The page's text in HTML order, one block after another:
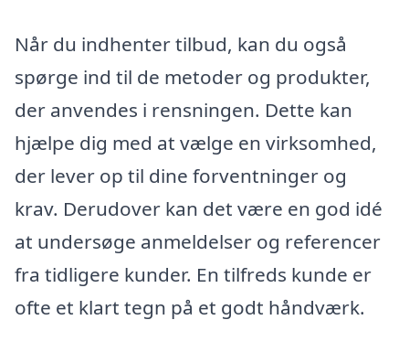
Når du indhenter tilbud, kan du også
spørge ind til de metoder og produkter,
der anvendes i rensningen. Dette kan
hjælpe dig med at vælge en virksomhed,
der lever op til dine forventninger og
krav. Derudover kan det være en god idé
at undersøge anmeldelser og referencer
fra tidligere kunder. En tilfreds kunde er
ofte et klart tegn på et godt håndværk.